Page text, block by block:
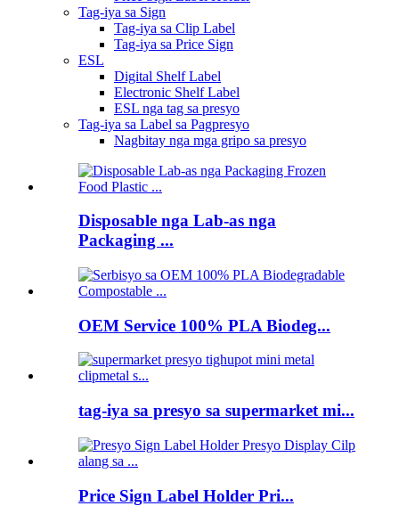
Tag-iya sa Sign
Tag-iya sa Clip Label
Tag-iya sa Price Sign
ESL
Digital Shelf Label
Electronic Shelf Label
ESL nga tag sa presyo
Tag-iya sa Label sa Pagpresyo
Nagbitay nga mga gripo sa presyo
Disposable nga Lab-as nga
Packaging ...
OEM Service 100% PLA Biodeg...
tag-iya sa presyo sa supermarket mi...
Price Sign Label Holder Pri...